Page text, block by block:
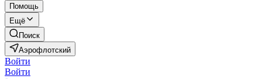
Помощь
Ещё
Поиск
Аэрофлотский
Войти
Войти